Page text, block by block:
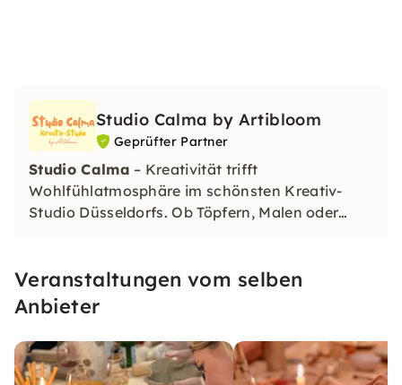
Studio Calma by Artibloom
Geprüfter Partner
Studio Calma – Kreativität trifft
Wohlfühlatmosphäre im schönsten Kreativ-
Studio Düsseldorfs. Ob Töpfern, Malen oder
findest gleichzeitig Entspannung und
Inspiration.
Veranstaltungen vom selben
Anbieter